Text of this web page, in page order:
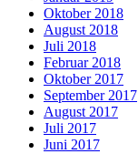
Oktober 2018
August 2018
Juli 2018
Februar 2018
Oktober 2017
September 2017
August 2017
Juli 2017
Juni 2017